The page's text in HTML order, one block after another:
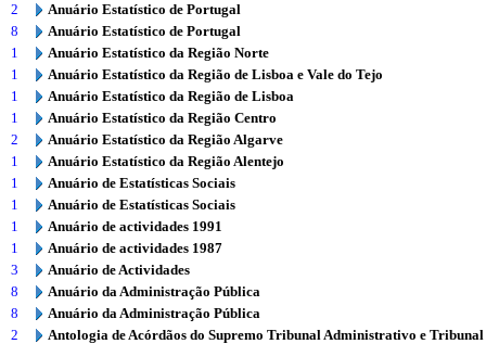
2
Anuário Estatístico de Portugal
8
Anuário Estatístico de Portugal
1
Anuário Estatístico da Região Norte
1
Anuário Estatístico da Região de Lisboa e Vale do Tejo
1
Anuário Estatístico da Região de Lisboa
1
Anuário Estatístico da Região Centro
2
Anuário Estatístico da Região Algarve
1
Anuário Estatístico da Região Alentejo
1
Anuário de Estatísticas Sociais
1
Anuário de Estatísticas Sociais
1
Anuário de actividades 1991
1
Anuário de actividades 1987
3
Anuário de Actividades
8
Anuário da Administração Pública
8
Anuário da Administração Pública
2
Antologia de Acórdãos do Supremo Tribunal Administrativo e